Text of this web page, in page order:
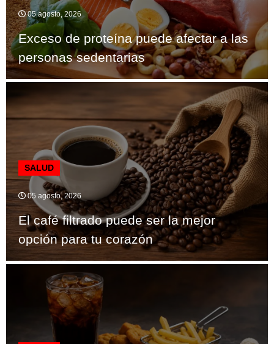
05 agosto, 2026
Exceso de proteína puede afectar a las
personas sedentarias
SALUD
05 agosto, 2026
El café filtrado puede ser la mejor
opción para tu corazón